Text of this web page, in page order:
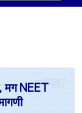
मग NEET